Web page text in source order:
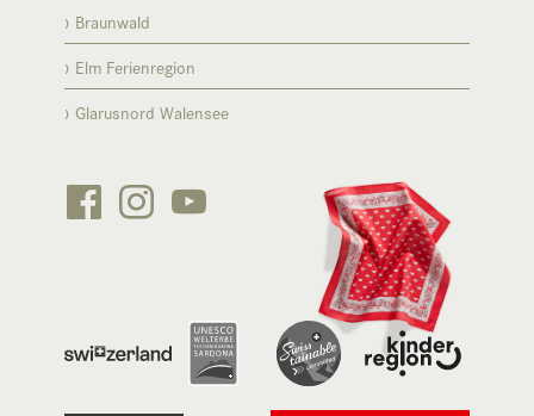
Braunwald
Elm Ferienregion
Glarusnord Walensee

 